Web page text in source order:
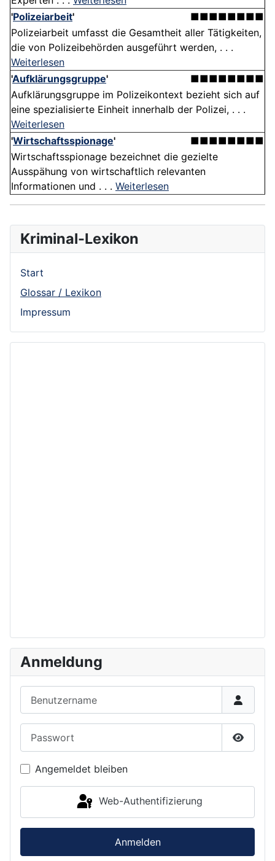
'Polizeiarbeit'
■■■■■■■■
Polizeiarbeit umfasst die Gesamtheit aller Tätigkeiten,
die von Polizeibehörden ausgeführt werden, . . .
Weiterlesen
'Aufklärungsgruppe'
■■■■■■■■
Aufklärungsgruppe im Polizeikontext bezieht sich auf
eine spezialisierte Einheit innerhalb der Polizei, . . .
Weiterlesen
'Wirtschaftsspionage'
■■■■■■■■
Wirtschaftsspionage bezeichnet die gezielte
Ausspähung von wirtschaftlich relevanten
Informationen und . . . Weiterlesen
Kriminal-Lexikon
Start
Glossar / Lexikon
Impressum
Anmeldung
Angemeldet bleiben
Web-Authentifizierung
Anmelden